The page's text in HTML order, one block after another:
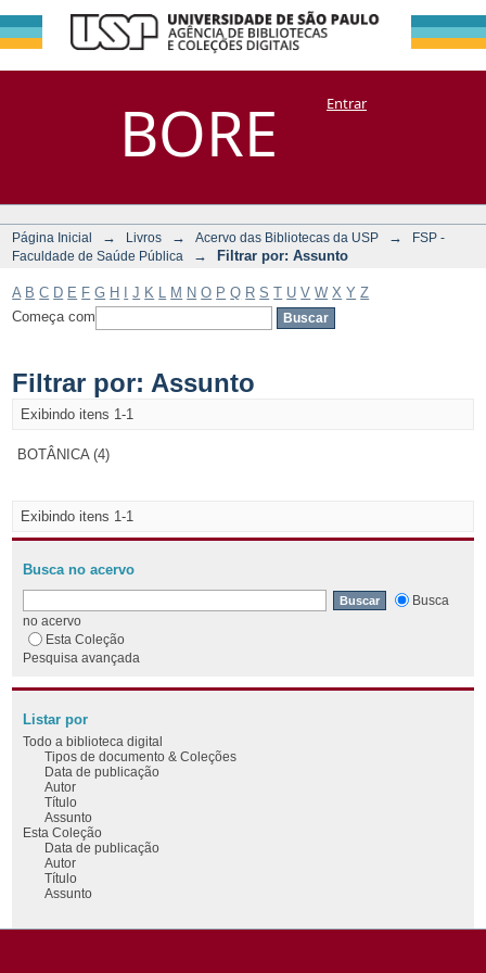
BORE
Filtrar por:
Assunto
DSpace/Manakin + CoriscoEntrar
Página Inicial → Livros → Acervo das Bibliotecas da USP →
FSP -
Faculdade de Saúde Pública
→ Filtrar por: Assunto
A B C D E F G H J K M N O P Q R S T U V W X Y Z
Começa com
Filtrar por: Assunto
Exibindo itens 1-1
BOTÂNICA (4)
Exibindo itens 1-1
Busca no acervo
Busca
no acervo
Esta Coleção
Pesquisa avançada
Listar por
Todo a biblioteca digital
Tipos de documento & Coleções
Data de publicação
Autor
Título
Assunto
Esta Coleção
Data de publicação
Autor
Título
Assunto